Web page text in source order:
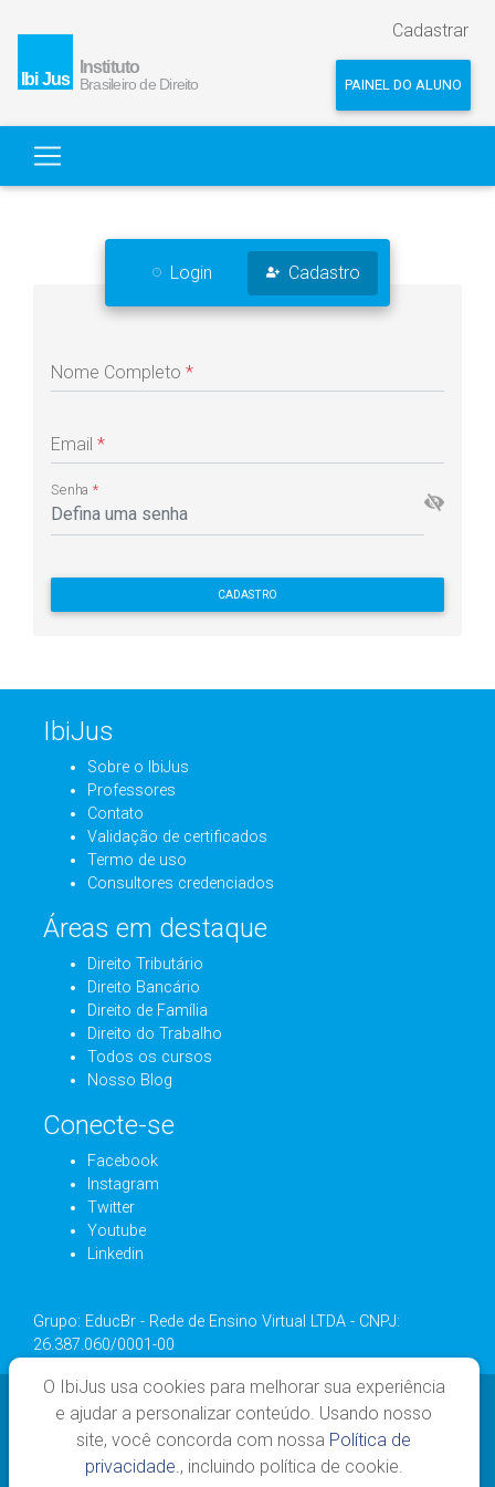
Cadastrar
PAINEL DO ALUNO
Login Cadastro
Nome Completo *
Email *
Senha*
CADASTRO
IbiJus
Sobre o IbiJus
Professores
Contato
Validação de certificados
Termo de uso
Consultores credenciados
Áreas em destaque
Direito Tributário
Direito Bancário
Direito de Família
Direito do Trabalho
Todos os cursos
Nosso Blog
Conecte-se
Facebook
Instagram
Twitter
Youtube
Linkedin
Grupo: EducBr - Rede de Ensino Virtual LTDA - CNPJ:
26.387.060/0001-00
O IbiJus usa cookies para melhorar sua experiência
e ajudar a personalizar conteúdo. Usando nosso
site, você concorda com nossa Política de
privacidade., incluindo política de cookie.